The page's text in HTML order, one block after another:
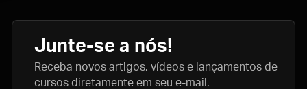
Junte-se a nós!
Receba novos artigos, vídeos e lançamentos de
cursos diretamente em seu e-mail.